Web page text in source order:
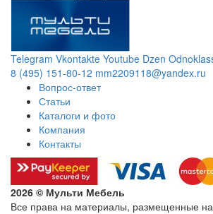
Telegram Vkontakte Youtube Dzen
8 (495) 151-80-12 mm2209118@yandex.ru
Вопрос-ответ
Статьи
Каталоги и фото
Компания
Контакты
2026 © Мульти Мебель
Все права на материалы, размещенные